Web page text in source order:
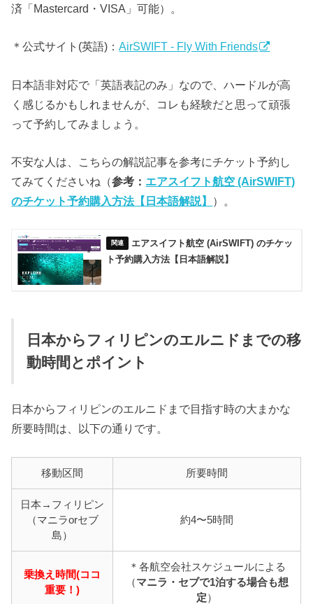
済「Mastercard・VISA」可能）。
＊公式サイト(英語)：AirSWIFT - Fly With Friends
日本語非対応で「英語表記のみ」なので、ハードルが高
く感じるかもしれませんが、コレも経験だと思って頑張
って予約してみましょう。
不安な人は、こちらの解説記事を参考にチケット予約し
てみてくださいね（参考： エアスイフト航空 (AirSWIFT)
のチケット予約購入方法【日本語解説】 ）。
エアスイフト航空 (AirSWIFT) のチケッ
ト予約購入方法【日本語解説】
日本からフィリピンのエルニドまでの移
動時間とポイント
日本からフィリピンのエルニドまで目指す時の大まかな
所要時間は、以下の通りです。
移動区間 所要時間
日本→フィリピン
（マニラorセブ
島）
約4〜5時間
乗換え時間(ココ
重要！)
＊各航空会社スケジュールによる
（マニラ・セブで1泊する場合も想
定）